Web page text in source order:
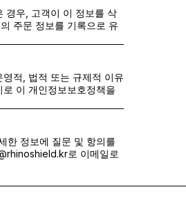
경우, 고객이 이 정보를 삭
주문 정보를 기록으로 유
적, 법적 또는 규제적 이유
이 개인정보보호정책을
한 정보에 질문 및 항의를
로 이메일로